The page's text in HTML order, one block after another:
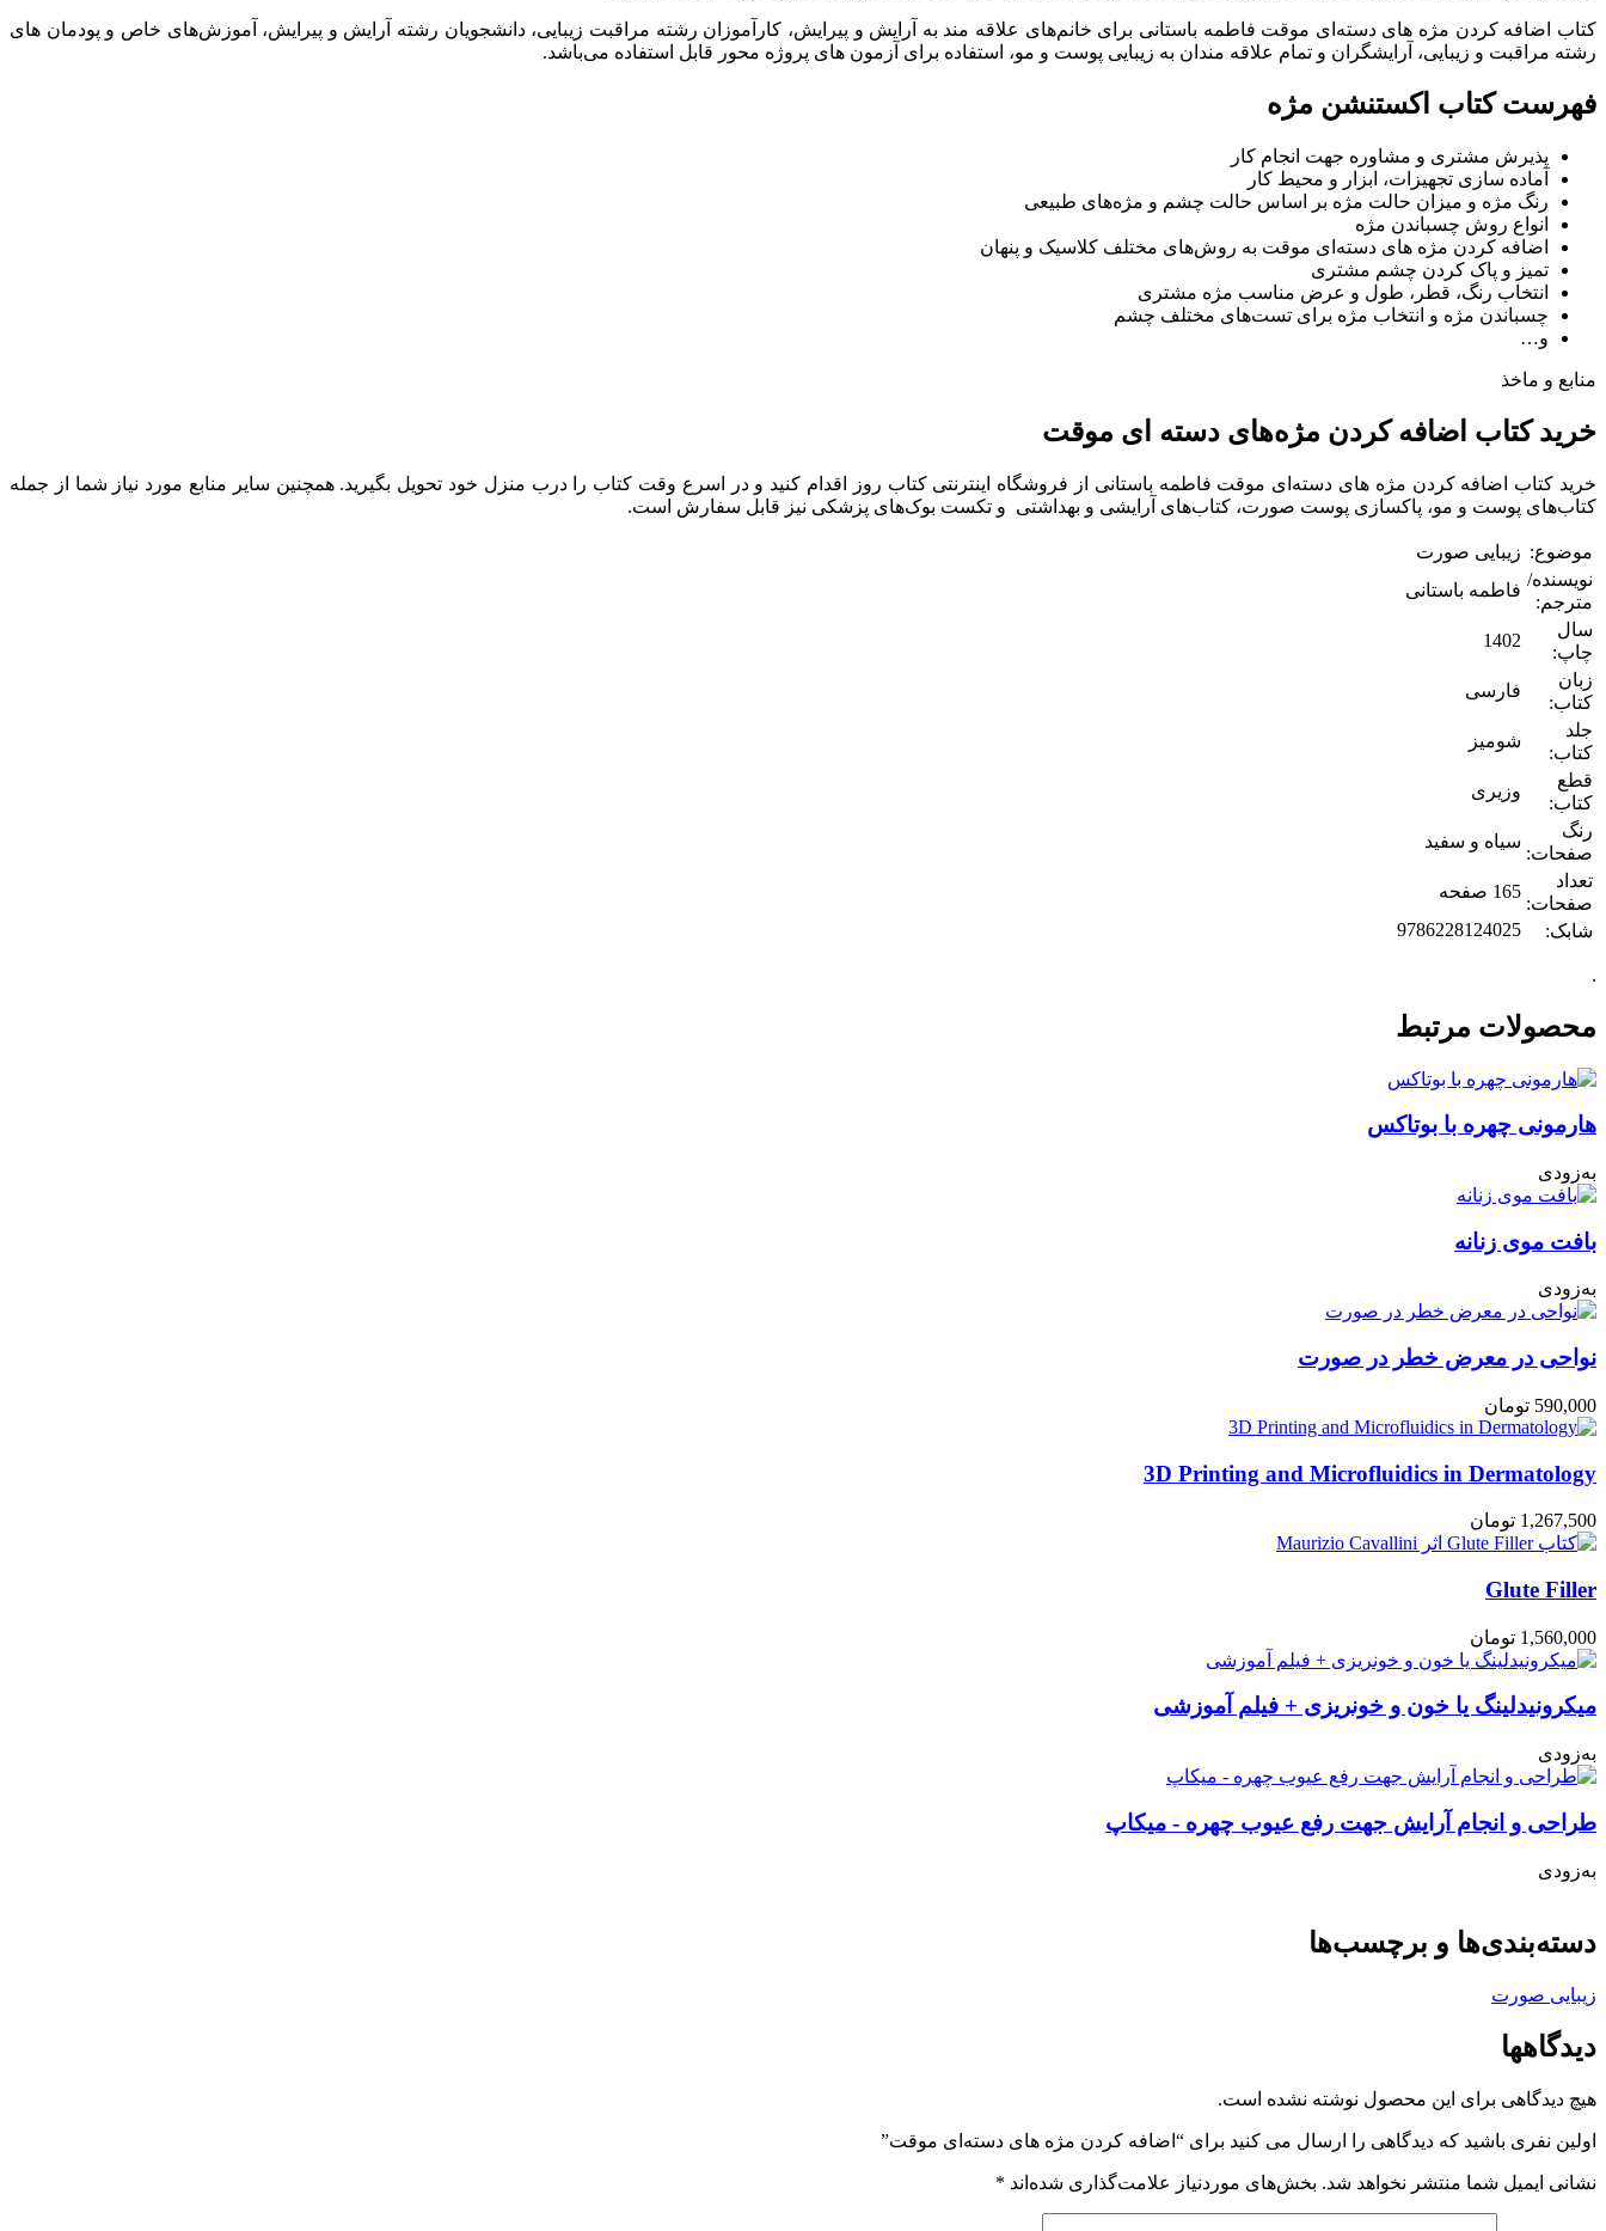
کتاب اضافه کردن مژه های دسته‌ای موقت فاطمه باستانی برای خانم‌های علاقه مند به آرایش و پیرایش، کارآموزان رشته مراقبت زیبایی، دانشجویان رشته آرایش و پیرایش، آموزش‌های خاص و پودمان های
رشته مراقبت و زیبایی، آرایشگران و تمام علاقه مندان به زیبایی پوست و مو، استفاده برای آزمون های پروژه محور قابل استفاده می‌باشد.
فهرست کتاب اکستنشن مژه
پذیرش مشتری و مشاوره جهت انجام کار
آماده سازی تجهیزات، ابزار و محیط کار
رنگ مژه و میزان حالت مژه بر اساس حالت چشم و مژه‌های طبیعی
انواع روش چسباندن مژه
اضافه کردن مژه های دسته‌ای موقت به روش‌های مختلف کلاسیک و پنهان
تمیز و پاک کردن چشم مشتری
انتخاب رنگ، قطر، طول و عرض مناسب مژه مشتری
چسباندن مژه و انتخاب مژه برای تست‌های مختلف چشم
و…
منابع و ماخذ
خرید کتاب اضافه کردن مژه‌های دسته ای موقت
خرید کتاب اضافه کردن مژه های دسته‌ای موقت فاطمه باستانی از فروشگاه اینترنتی کتاب روز اقدام کنید و در اسرع وقت کتاب را درب منزل خود تحویل بگیرید. همچنین سایر منابع مورد نیاز شما از جمله
کتاب‌های پوست و مو، پاکسازی پوست صورت، کتاب‌های آرایشی و بهداشتی و تکست بوک‌های پزشکی نیز قابل سفارش است.
موضوع: زیبایی صورت
نویسنده/
مترجم:
فاطمه باستانی
سال
چاپ:
1402
زبان
کتاب:
فارسی
جلد
کتاب:
شومیز
قطع
کتاب:
وزیری
رنگ
صفحات:
سیاه و سفید
تعداد
صفحات:
165 صفحه
شابک:
9786228124025
.
محصولات مرتبط
هارمونی چهره با بوتاکس
به‌زودی
بافت موی زنانه
به‌زودی
نواحی در معرض خطر در صورت
590,000 تومان
3D Printing and Microfluidics in Dermatology
1,267,500 تومان
Glute Filler
1,560,000 تومان
میکرونیدلینگ یا خون و خونریزی + فیلم آموزشی
به‌زودی
طراحی و انجام آرایش جهت رفع عیوب چهره - میکاپ
به‌زودی
دسته‌بندی‌ها و برچسب‌ها
زیبایی صورت
دیدگاهها
هیچ دیدگاهی برای این محصول نوشته نشده است.
اولین نفری باشید که دیدگاهی را ارسال می کنید برای “اضافه کردن مژه های دسته‌ای موقت”
نشانی ایمیل شما منتشر نخواهد شد. بخش‌های موردنیاز علامت‌گذاری شده‌اند *